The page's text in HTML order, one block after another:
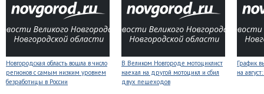
Новгородская область вошла в число
регионов с самым низким уровнем
безработицы в России
В Великом Новгороде мотоциклист
наехал на другой мотоцикл и сбил
двух пешеходов
График
на